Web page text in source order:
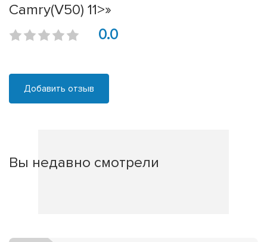
Camry(V50) 11>»
0.0
Добавить отзыв
Вы недавно смотрели